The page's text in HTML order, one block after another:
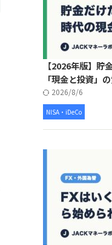
【2026年版】貯
「現金と投資」
2026/8/6
NISA・iDeCo